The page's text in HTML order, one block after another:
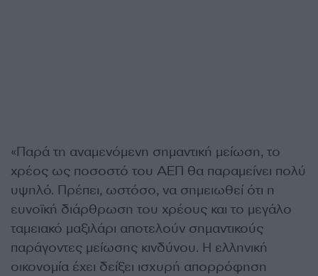
«Παρά τη αναμενόμενη σημαντική μείωση, το
χρέος ως ποσοστό του ΑΕΠ θα παραμείνει πολύ
υψηλό. Πρέπει, ωστόσο, να σημειωθεί ότι η
ευνοϊκή διάρθρωση του χρέους και το μεγάλο
ταμειακό μαξιλάρι αποτελούν σημαντικούς
παράγοντες μείωσης κινδύνου. Η ελληνική
οικονομία έχει δείξει ισχυρή απορρόφηση